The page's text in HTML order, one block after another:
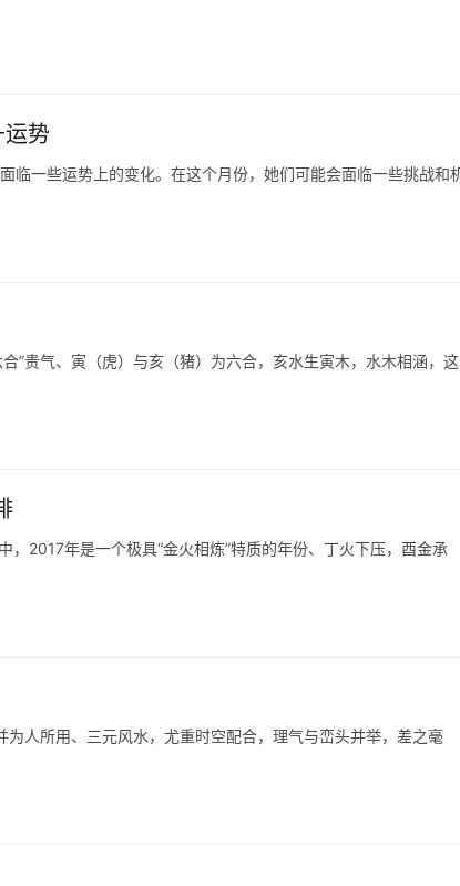
势
”贵气、寅（虎）与亥（猪）为六合，亥水生寅木，水木相涵，这
2017年是一个极具“金火相炼”特质的年份、丁火下压，酉金承
人所用、三元风水，尤重时空配合，理气与峦头并举，差之毫